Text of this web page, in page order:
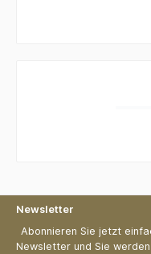
Newsletter
Abonnieren Sie jetzt
Newsletter und Sie